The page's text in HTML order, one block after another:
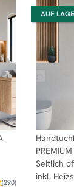
(290)
AUF
Seitlich
inkl.